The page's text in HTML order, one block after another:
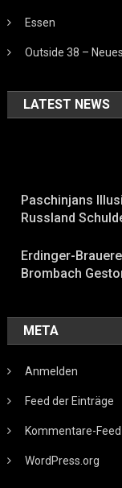
Essen
Outside 38 –
LATEST NEWS
Paschinjans
Russland
Erdinger-
Brombach
META
Anmelden
Feed der Einträge
Kommentare-Feed
WordPress.org